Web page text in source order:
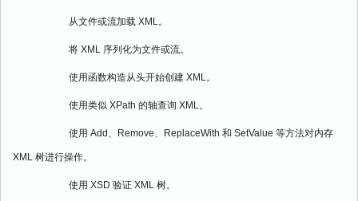
从文件或流加载 XML。
将 XML 序列化为文件或流。
使用函数构造从头开始创建 XML。
使用类似 XPath 的轴查询 XML。
使用 Add 、 Remove、 ReplaceWith 和 SetValue 等方法对内存
XML 树进行操作。
使用 XSD 验证 XML 树。